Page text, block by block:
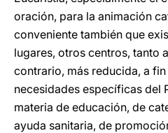
oración, para la animación
conveniente también que
lugares, otros centros, tanto
contrario, más reducida, a
necesidades específicas del
materia de educación, de
ayuda sanitaria, de